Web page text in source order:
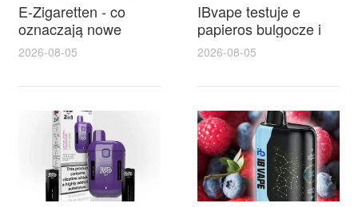
E-Zigaretten - co
oznaczają nowe
przepisy tpd lublin i
użytkownicy powinni
2026-08-05
IBvape testuje e
papieros bulgocze i
wyjaśnia, dlaczego
popularność wśród
2026-08-05